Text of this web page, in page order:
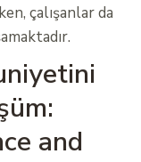
çalışanlar da
and